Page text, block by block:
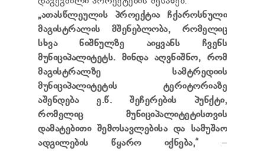
TENDERS
REPORT TO BE SUBMITTED TO PRESIDENT AND
PARLIAMENT
REQUEST OF PUBLIC INFORMATION
PERSONAL DATA PROTECTION OFFICER
LEGAL DECISIONS
APPEAL RULES
„ათასწლეულის პროექტია ჩქაროსნული
მაგისტრალის მშენებლობა, რომელიც
სხვა ნიშნულზე აიყვანს ჩვენს
მუნიციპალიტეტს. მინდა აღვნიშნო, რომ
მაგისტრალზე სამტრედიის
მუნიციპალიტეტის ტერიტორიაზე
აშენდება ე.წ. შეჩერების პუნქტი,
რომელიც მუნიციპალიტეტისთვის
დამატებითი შემოსავლებისა და სამუშაო
ადგილების წყარო იქნება,“–